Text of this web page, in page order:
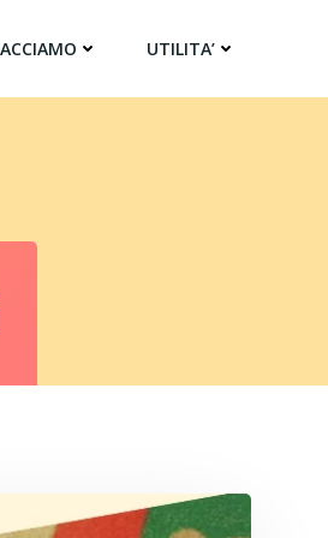
UTILITA’